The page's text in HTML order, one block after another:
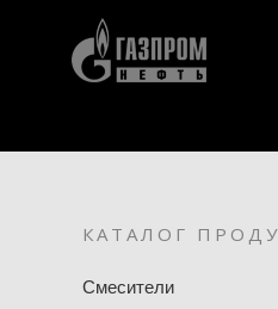
КАТАЛОГ
Смесители